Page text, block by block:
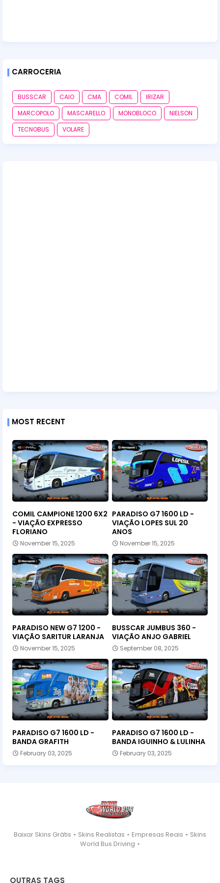
CARROCERIA
BUSSCAR CAIO CMA COMIL
IRIZAR
MARCOPOLO
MASCARELLO MONOBLOCO
NIELSON
TECNOBUS
VOLARE
MOST RECENT
COMIL CAMPIONE 1200 6X2
- VIAÇÃO EXPRESSO
FLORIANO
November 15, 2025
PARADISO G7 1600 LD -
VIAÇÃO LOPES SUL 20
ANOS
November 15, 2025
PARADISO NEW G7 1200 -
VIAÇÃO SARITUR LARANJA
November 15, 2025
BUSSCAR JUMBUS 360 -
VIAÇÃO ANJO GABRIEL
September 08, 2025
PARADISO G7 1600 LD -
BANDA GRAFITH
February 03, 2025
PARADISO G7 1600 LD -
BANDA IGUINHO & LULINHA
February 03, 2025
Baixar Skins Grátis ⋆ Skins Realistas ⋆ Empresas Reais ⋆ Skins
World Bus Driving ⋆
OUTRAS TAGS